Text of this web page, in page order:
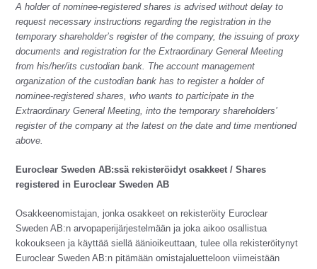
A holder of nominee-registered shares is advised without delay to
request necessary instructions regarding the registration in the
temporary shareholder’s register of the company, the issuing of proxy
documents and registration for the Extraordinary General Meeting
from his/her/its custodian bank. The account management
organization of the custodian bank has to register a holder of
nominee-registered shares, who wants to participate in the
Extraordinary General Meeting, into the temporary shareholders’
register of the company at the latest on the date and time mentioned
above.
Euroclear Sweden AB:ssä rekisteröidyt osakkeet / Shares
registered in Euroclear Sweden AB
Osakkeenomistajan, jonka osakkeet on rekisteröity Euroclear
Sweden AB:n arvopaperijärjestelmään ja joka aikoo osallistua
kokoukseen ja käyttää siellä äänioikeuttaan, tulee olla rekisteröitynyt
Euroclear Sweden AB:n pitämään omistajaluetteloon viimeistään